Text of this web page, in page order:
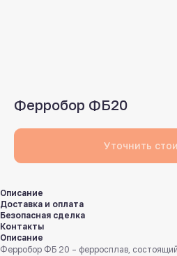
Ферробор ФБ20
Уточнить
Описание
Доставка и оплата
Безопасная сделка
Контакты
Описание
Ферробор ФБ 20 – ферросплав,